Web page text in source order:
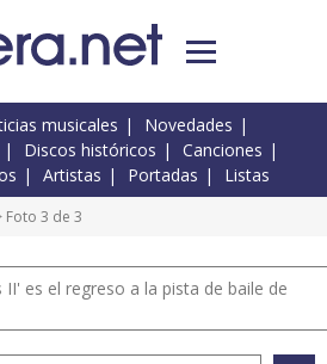
musicales
Novedades
Discos históricos
Canciones
Artistas Portadas Listas
Foto 3 de 3
II' es el regreso a la pista de baile de